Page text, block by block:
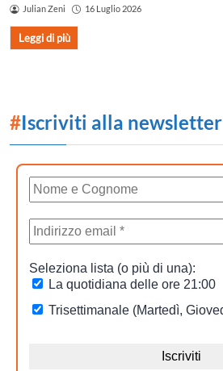
Julian Zeni 16 Luglio 2026
Leggi di più
#Iscriviti alla newsletter